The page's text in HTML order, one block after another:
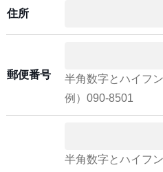
住所
郵便番号
半角数字とハイフ
例）090-8501
半角数字とハイフ